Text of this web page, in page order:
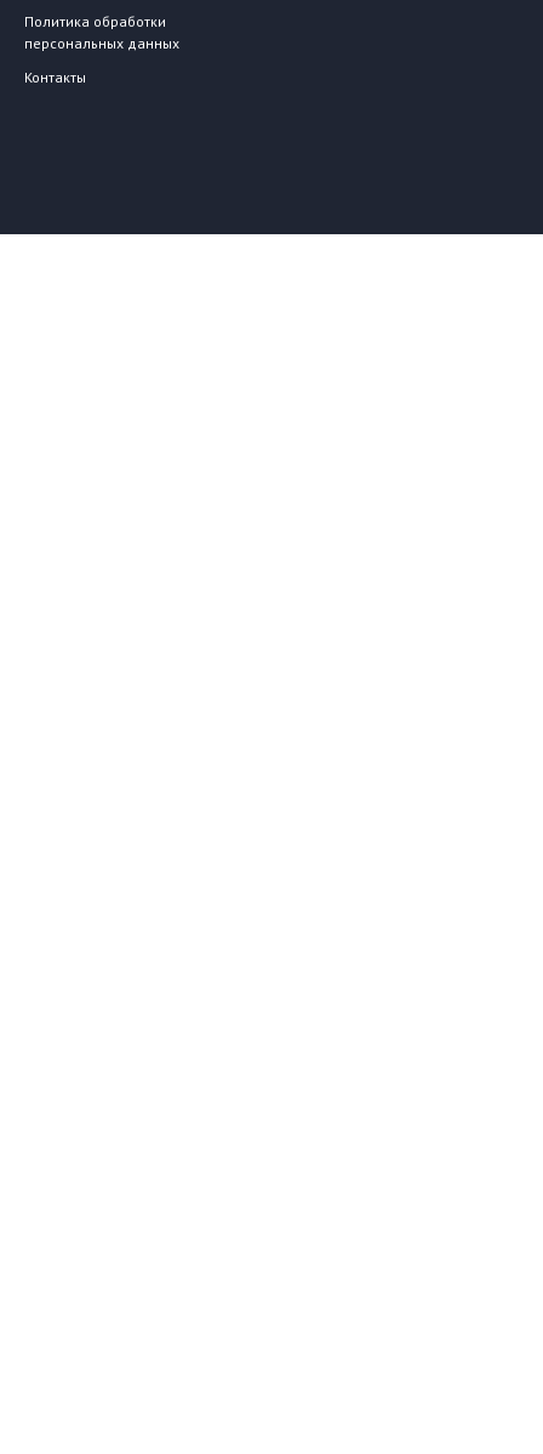
Политика обработки
персональных данных
Контакты